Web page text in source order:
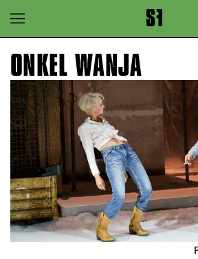
Zur Hauptnavigation
Zum Hauptinhalt springen
Zum Footer springen
ONKEL WANJA